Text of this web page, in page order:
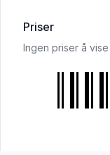
Priser
Ingen priser å vise